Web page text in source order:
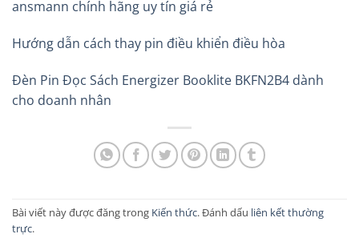
ansmann chính hãng uy tín giá rẻ
Hướng dẫn cách thay pin điều khiển điều hòa
Đèn Pin Đọc Sách Energizer Booklite BKFN2B4 dành
cho doanh nhân
Bài viết này được đăng trong Kiến thức. Đánh dấu liên kết thường
trực.